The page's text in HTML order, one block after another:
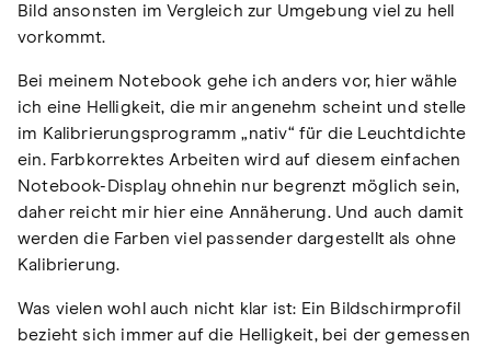
Bild ansonsten im Vergleich zur Umgebung viel zu hell
vorkommt.
Bei meinem Notebook gehe ich anders vor, hier wähle
ich eine Helligkeit, die mir angenehm scheint und stelle
im Kalibrierungsprogramm „nativ“ für die Leuchtdichte
ein. Farbkorrektes Arbeiten wird auf diesem einfachen
Notebook-Display ohnehin nur begrenzt möglich sein,
daher reicht mir hier eine Annäherung. Und auch damit
werden die Farben viel passender dargestellt als ohne
Kalibrierung.
Was vielen wohl auch nicht klar ist: Ein Bildschirmprofil
bezieht sich immer auf die Helligkeit, bei der gemessen